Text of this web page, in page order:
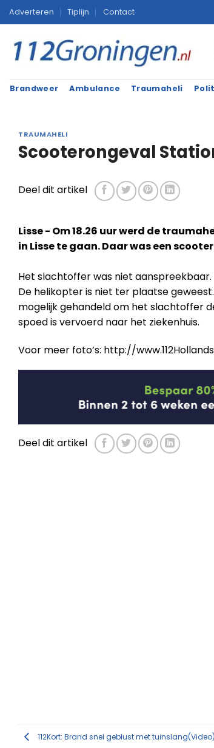
Ga
naar
inhoud
Adverteren Tiplijn Contact
Brandweer Ambulance Traumaheli
TRAUMAHELI
Scooterongeval
Deel dit artikel
Lisse - Om 18.26 uur werd de
in Lisse te gaan. Daar was een
Het slachtoffer was niet aanspreekbaar.
De helikopter is niet ter plaatse
mogelijk gehandeld om het slachtoffer
spoed is vervoerd naar het ziekenhuis.
Voor meer foto’s: http://
Deel dit artikel
112Kort: Brand snel geblust met tuinslang(Video)